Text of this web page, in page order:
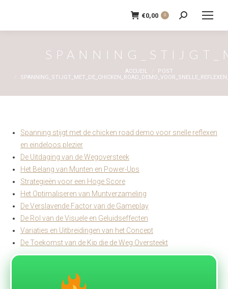
€0,00 0
Recherche
:
ACCUEIL
POST
Spanning stijgt met de chicken road demo voor snelle reflexen
en eindeloos plezier
De Uitdaging van de Wegoversteek
Het Belang van Munten en Power-Ups
Strategieën voor een Hoge Score
Het Optimaliseren van Muntverzameling
De Verslavende Factor van de Gameplay
De Rol van de Visuele en Geluidseffecten
Variaties en Uitbreidingen van het Concept
De Toekomst van de Kip die de Weg Oversteekt